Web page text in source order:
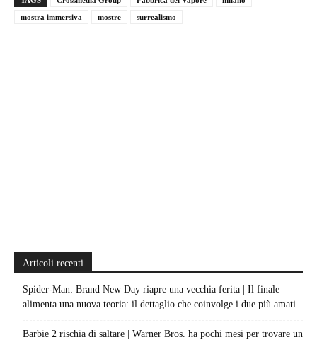
mostra immersiva
mostre surrealismo
Articoli recenti
Spider-Man: Brand New Day riapre una vecchia ferita | Il finale
alimenta una nuova teoria: il dettaglio che coinvolge i due più amati
Barbie 2 rischia di saltare | Warner Bros. ha pochi mesi per trovare un